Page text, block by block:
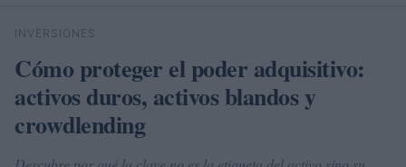
Buscar
INVERSIONES
Cómo proteger el poder adquisitivo:
activos duros, activos blandos y
crowdlending